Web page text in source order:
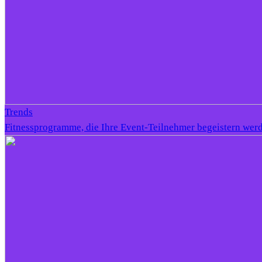
Trends
Fitnessprogramme, die Ihre Event-Teilnehmer begeistern